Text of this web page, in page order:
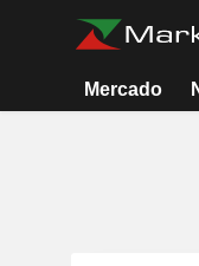
Mercado